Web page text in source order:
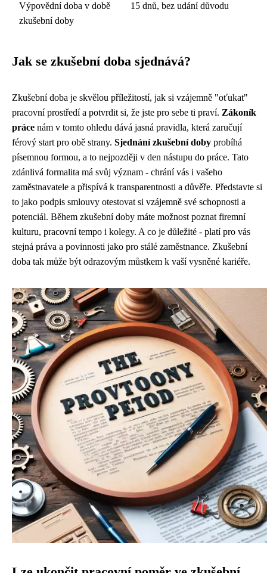
Výpovědní doba v době
zkušební doby
15 dnů, bez udání důvodu
Jak se zkušební doba sjednává?
Zkušební doba je skvělou příležitostí, jak si vzájemně "oťukat"
pracovní prostředí a potvrdit si, že jste pro sebe ti praví. Zákoník
práce nám v tomto ohledu dává jasná pravidla, která zaručují
férový start pro obě strany. Sjednání zkušební doby probíhá
písemnou formou, a to nejpozději v den nástupu do práce. Tato
zdánlivá formalita má svůj význam - chrání vás i vašeho
zaměstnavatele a přispívá k transparentnosti a důvěře. Představte si
to jako podpis smlouvy otestovat si vzájemně své schopnosti a
potenciál. Během zkušební doby máte možnost poznat firemní
kulturu, pracovní tempo i kolegy. A co je důležité - platí pro vás
stejná práva a povinnosti jako pro stálé zaměstnance. Zkušební
doba tak může být odrazovým můstkem k vaší vysněné kariéře.